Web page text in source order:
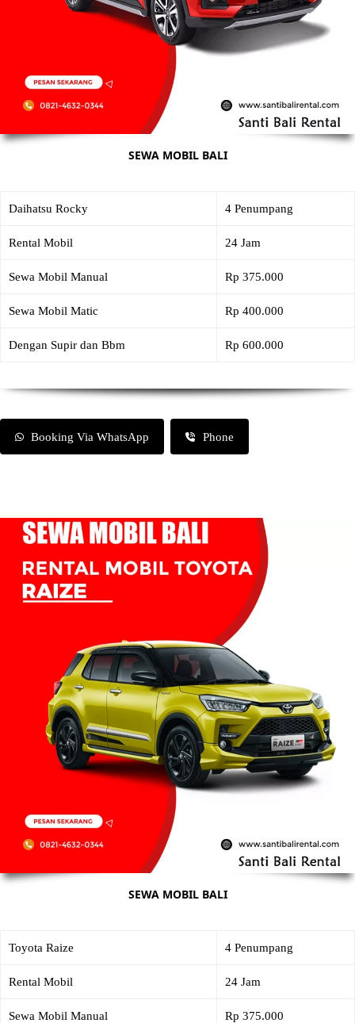
SEWA MOBIL BALI
Daihatsu Rocky 4 Penumpang
Rental Mobil 24 Jam
Sewa Mobil Manual Rp 375.000
Sewa Mobil Matic Rp 400.000
Dengan Supir dan Bbm Rp 600.000
Booking Via WhatsApp Phone
SEWA MOBIL BALI
Toyota Raize 4 Penumpang
Rental Mobil 24 Jam
Sewa Mobil Manual Rp 375.000